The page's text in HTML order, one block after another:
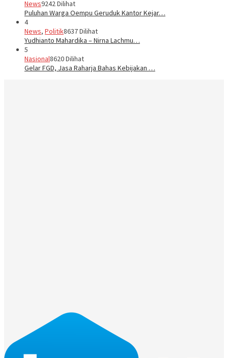
News9242 Dilihat
Puluhan Warga Oempu Geruduk Kantor Kejar…
4
News, Politik8637 Dilihat
Yudhianto Mahardika – Nirna Lachmu…
5
Nasional8620 Dilihat
Gelar FGD, Jasa Raharja Bahas Kebijakan …